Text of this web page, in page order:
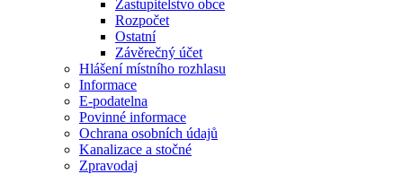
Zastupitelstvo obce
Rozpočet
Ostatní
Závěrečný účet
Hlášení místního rozhlasu
Informace
E-podatelna
Povinné informace
Ochrana osobních údajů
Kanalizace a stočné
Zpravodaj